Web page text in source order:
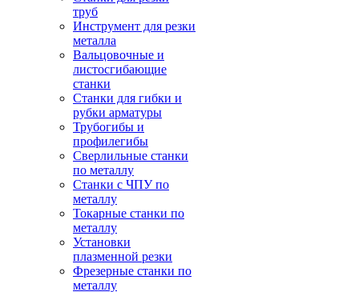
труб
Инструмент для резки
металла
Вальцовочные и
листосгибающие
станки
Станки для гибки и
рубки арматуры
Трубогибы и
профилегибы
Сверлильные станки
по металлу
Станки с ЧПУ по
металлу
Токарные станки по
металлу
Установки
плазменной резки
Фрезерные станки по
металлу